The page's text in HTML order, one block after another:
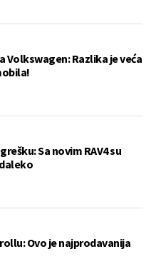
Volkswagen: Razlika je veća
Sa novim RAV4 su
Ovo je najprodavanija